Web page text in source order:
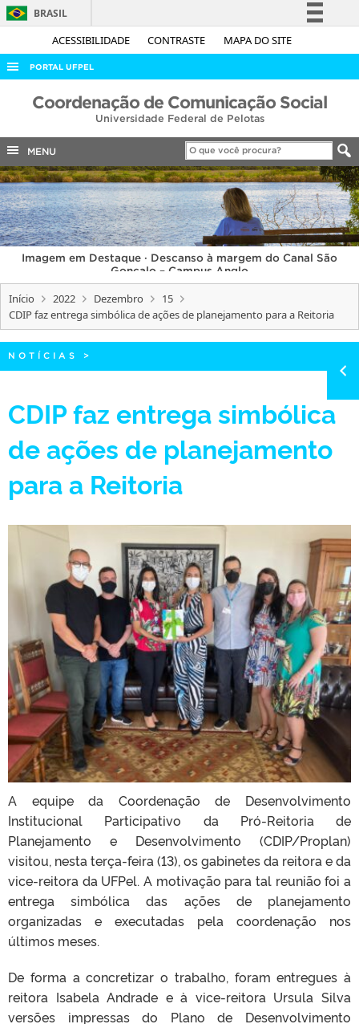
ACESSIBILIDADE CONTRASTE MAPA DO SITE
BRASIL
Simplifique!
Acesso à informação
Legislação
Canais
PORTAL UFPEL
ACESSO À INFORMAÇÃO
COBALTO
CONCURSOS
EDITAIS
INTERNACIONAL
OUVIDORIA
PORTARIAS
TELEFONES
Coordenação de Comunicação Social
Universidade Federal de Pelotas
MENU
Imagem em Destaque · Descanso à margem do Canal São
Gonçalo – Campus Anglo
Início 2022 Dezembro
15
CDIP faz entrega simbólica de ações de planejamento para a Reitoria
NOTÍCIAS >
CDIP faz entrega simbólica
de ações de planejamento
para a Reitoria
A equipe da Coordenação de Desenvolvimento
Institucional Participativo da Pró-Reitoria de
Planejamento e Desenvolvimento (CDIP/Proplan)
visitou, nesta terça-feira (13), os gabinetes da reitora e da
vice-reitora da UFPel. A motivação para tal reunião foi a
entrega simbólica das ações de planejamento
organizadas e executadas pela coordenação nos
últimos meses.
De forma a concretizar o trabalho, foram entregues à
reitora Isabela Andrade e à vice-reitora Ursula Silva
versões impressas do Plano de Desenvolvimento